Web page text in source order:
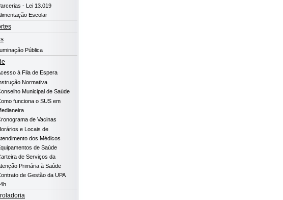
- Lei 13.019
Escolar
Pública
à Fila de Espera
Normativa
Municipal de Saúde
funciona o SUS em
de Vacinas
e Locais de
dos Médicos
de Saúde
de Serviços da
Primária à Saúde
de Gestão da UPA